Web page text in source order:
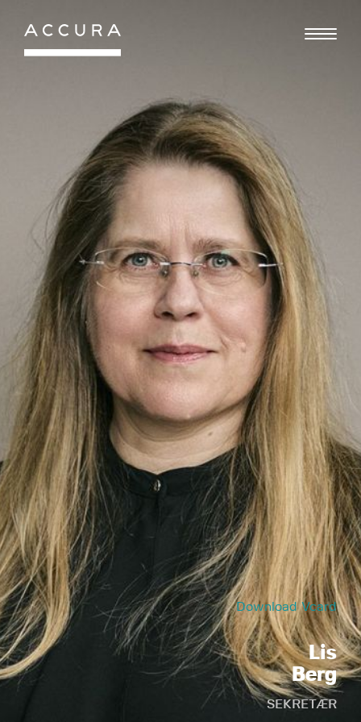
Gå
indhold
Download Vcard
Lis
Berg
SEKRETÆR